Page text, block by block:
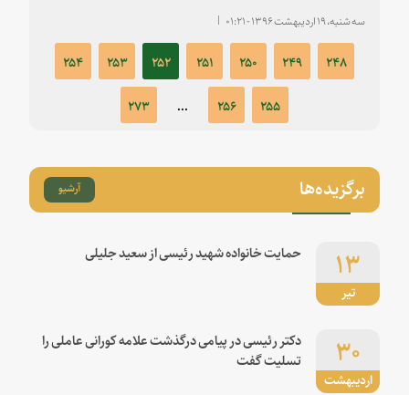
سه شنبه، ۱۹ اردیبهشت ۱۳۹۶ - ۰۱:۲۱
۲۴۸ ۲۴۹ ۲۵۰ ۲۵۱ ۲۵۲ ۲۵۳
۲۵۴
۲۵۵
۲۵۶ ... ۲۷۳
برگزیده‌ها آرشیو
تیر
۱۳ حمایت خانواده شهید رئیسی از سعید جلیلی
اردیبهشت
۳۰
دکتر رئیسی در پیامی درگذشت علامه کورانی عاملی را
تسلیت گفت